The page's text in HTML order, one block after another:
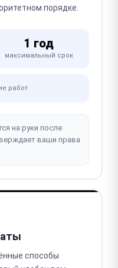
порядке.
1 год
максимальный срок
работ
на руки после
ваши права
способы